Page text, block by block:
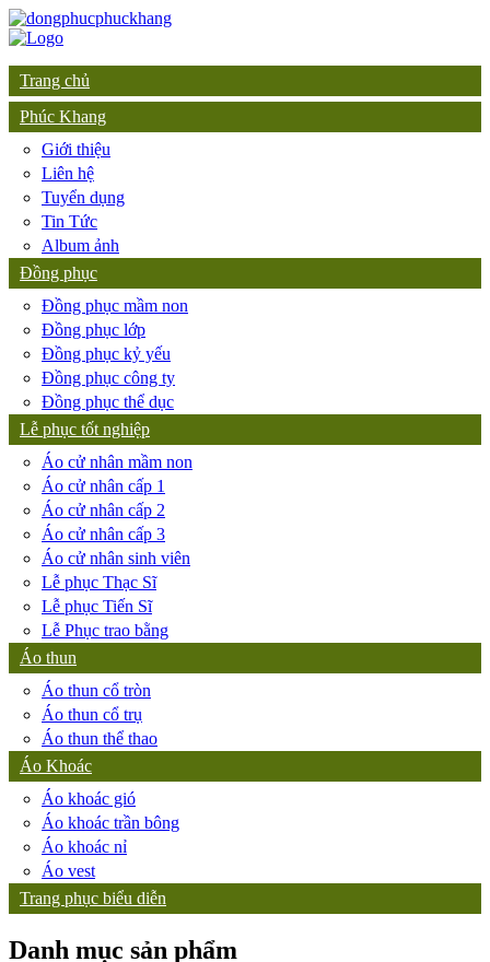
Trang chủ
Phúc Khang
Giới thiệu
Liên hệ
Tuyển dụng
Tin Tức
Album ảnh
Đồng phục
Đồng phục mầm non
Đồng phục lớp
Đồng phục kỷ yếu
Đồng phục công ty
Đồng phục thể dục
Lễ phục tốt nghiệp
Áo cử nhân mầm non
Áo cử nhân cấp 1
Áo cử nhân cấp 2
Áo cử nhân cấp 3
Áo cử nhân sinh viên
Lễ phục Thạc Sĩ
Lễ phục Tiến Sĩ
Lễ Phục trao bằng
Áo thun
Áo thun cổ tròn
Áo thun cổ trụ
Áo thun thể thao
Áo Khoác
Áo khoác gió
Áo khoác trần bông
Áo khoác nỉ
Áo vest
Trang phục biểu diễn
Danh mục sản phẩm